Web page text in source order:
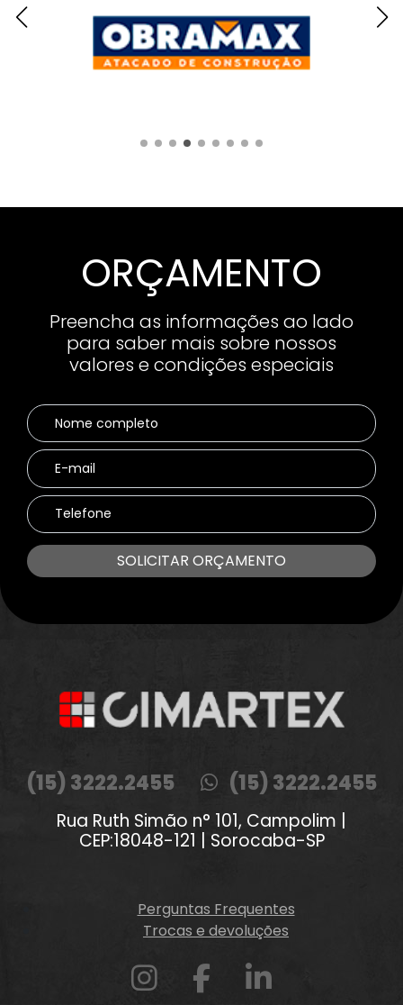
ORÇAMENTO
Preencha as informações ao lado
para saber mais sobre nossos
valores e condições especiais
SOLICITAR ORÇAMENTO
(15) 3222.2455 (15) 3222.2455
Rua Ruth Simão n° 101, Campolim |
CEP:18048-121 | Sorocaba-SP
Perguntas Frequentes
Trocas e devoluções